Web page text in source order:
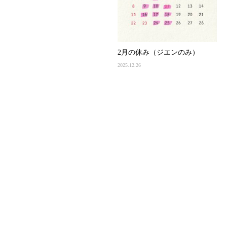
2月の休み（ジエンのみ）
2025.12.26